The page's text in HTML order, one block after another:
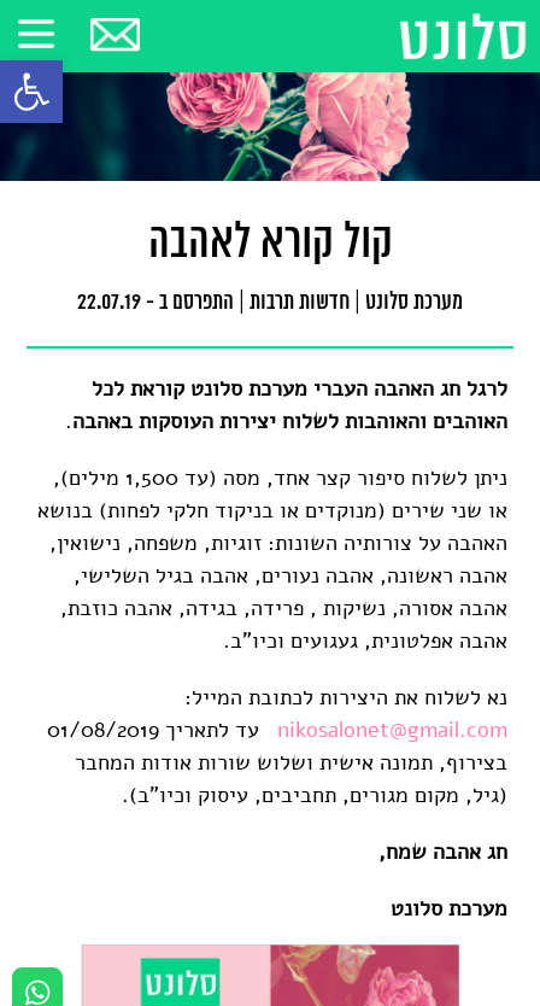
פתח
קול קורא לאהבה
מערכת סלונט חדשות תרבות התפרסם ב - 22.07.19
לרגל חג האהבה העברי מערכת סלונט קוראת לכל
האוהבים והאוהבות לשלוח יצירות העוסקות באהבה.
ניתן לשלוח סיפור קצר אחד, מסה (עד 1,500 מילים),
או שני שירים (מנוקדים או בניקוד חלקי לפחות) בנושא
האהבה על צורותיה השונות: זוגיות, משפחה, נישואין,
אהבה ראשונה, אהבה נעורים, אהבה בגיל השלישי,
אהבה אסורה, נשיקות , פרידה, בגידה, אהבה כוזבת,
אהבה אפלטונית, געגועים וכיו"ב.
נא לשלוח את היצירות לכתובת המייל:
nikosalonet@gmail.com
עד לתאריך 01/08/2019
בצירוף, תמונה אישית ושלוש שורות אודות המחבר
(גיל, מקום מגורים, תחביבים, עיסוק וכיו"ב).
חג אהבה שמח,
מערכת סלונט